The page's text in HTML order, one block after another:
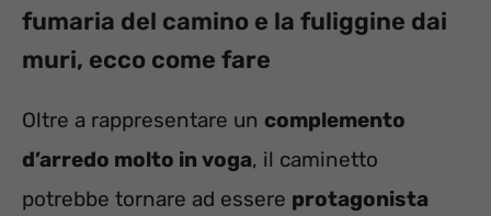
fumaria del camino e la fuliggine dai
muri, ecco come fare
Oltre a rappresentare un complemento
d’arredo molto in voga, il caminetto
potrebbe tornare ad essere protagonista